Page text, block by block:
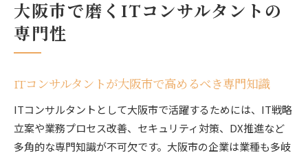
大阪市で磨くITコンサルタントの
専門性
ITコンサルタントが大阪市で高めるべき専門知識
ITコンサルタントとして大阪市で活躍するためには、IT戦略
立案や業務プロセス改善、セキュリティ対策、DX推進など
多角的な専門知識が不可欠です。大阪市の企業は業種も多岐